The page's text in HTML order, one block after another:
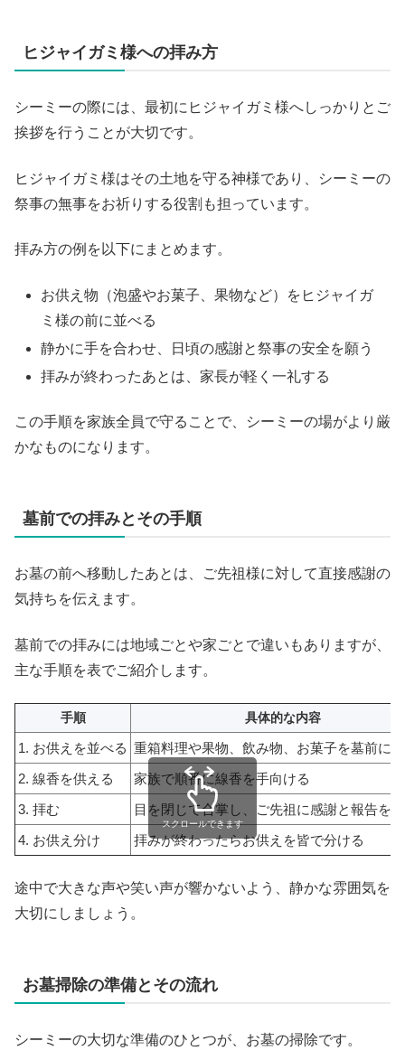
ヒジャイガミ様への拝み方
シーミーの際には、最初にヒジャイガミ様へしっかりとご
挨拶を行うことが大切です。
ヒジャイガミ様はその土地を守る神様であり、シーミーの
祭事の無事をお祈りする役割も担っています。
拝み方の例を以下にまとめます。
お供え物（泡盛やお菓子、果物など）をヒジャイガ
ミ様の前に並べる
静かに手を合わせ、日頃の感謝と祭事の安全を願う
拝みが終わったあとは、家長が軽く一礼する
この手順を家族全員で守ることで、シーミーの場がより厳
かなものになります。
墓前での拝みとその手順
お墓の前へ移動したあとは、ご先祖様に対して直接感謝の
気持ちを伝えます。
墓前での拝みには地域ごとや家ごとで違いもありますが、
主な手順を表でご紹介します。
手順 具体的な内容
1. お供えを並べる 重箱料理や果物、飲み物、お菓子を墓前に
2. 線香を供える
家族で順番に線香を手向ける
3. 拝む
目を閉じて合掌し、ご先祖に感謝と報告を
4. お供え分け
拝みが終わったらお供えを皆で分ける
スクロールできます
途中で大きな声や笑い声が響かないよう、静かな雰囲気を
大切にしましょう。
お墓掃除の準備とその流れ
シーミーの大切な準備のひとつが、お墓の掃除です。